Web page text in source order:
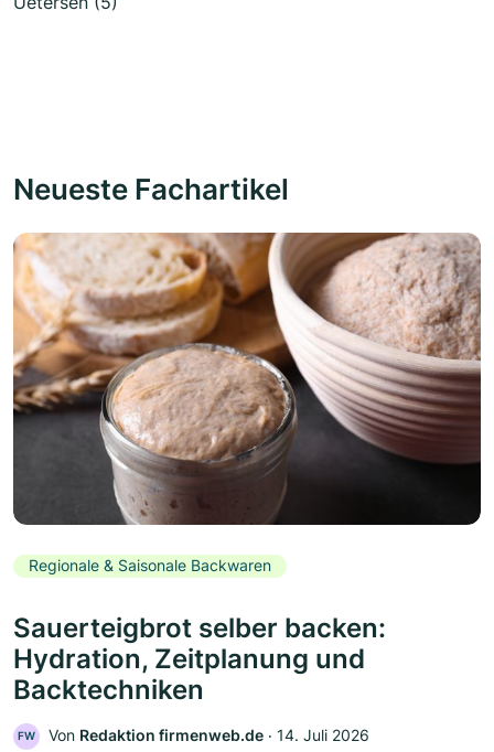
Neueste Fachartikel
Regionale & Saisonale Backwaren
Sauerteigbrot selber backen:
Hydration, Zeitplanung und
Backtechniken
FW Von Redaktion firmenweb.de ‧ 14. Juli 2026